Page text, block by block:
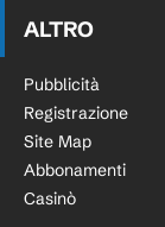
ALTRO
Pubblicità
Registrazione
Site Map
Abbonamenti
Casinò